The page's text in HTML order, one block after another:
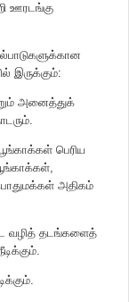
ஊரடங்கு
இருக்கும்:
அனைத்துக்
பெரிய
அதிகம்
வழித் தடங்களைத்